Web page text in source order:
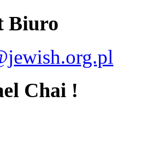
Biuro
Chai !